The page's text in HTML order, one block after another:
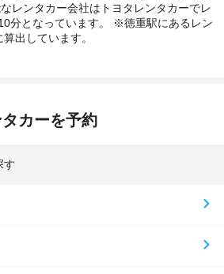
レンタカー会社はトヨタレンタカーでレ
分となっています。 ※徳重駅にあるレン
出しています。
カーを予約
す